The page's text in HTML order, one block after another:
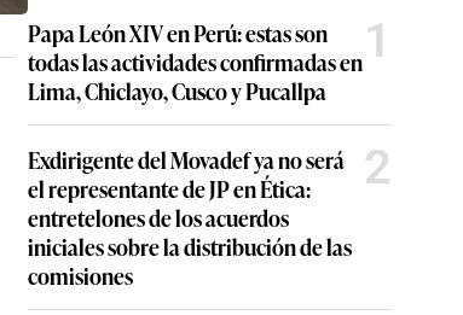
Papa León XIV en Perú: estas son
todas las actividades confirmadas en
Lima, Chiclayo, Cusco y Pucallpa
1
Exdirigente del Movadef ya no será
el representante de JP en Ética:
entretelones de los acuerdos
iniciales sobre la distribución de las
comisiones
2